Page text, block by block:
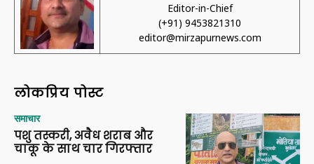
Editor-in-Chief
(+91) 9453821310
editor@mirzapurnews.com
लोकप्रिय पोस्ट
समाचार
पशु तस्करी, अवैध शराब और
चाकू के साथ चार गिरफ्तार